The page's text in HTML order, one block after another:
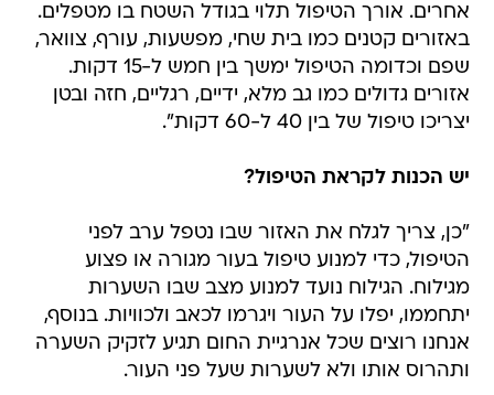
אחרים. אורך הטיפול תלוי בגודל השטח בו מטפלים.
באזורים קטנים כמו בית שחי, מפשעות, עורף, צוואר,
שפם וכדומה הטיפול ימשך בין חמש ל-15 דקות.
אזורים גדולים כמו גב מלא, ידיים, רגליים, חזה ובטן
יצריכו טיפול של בין 40 ל-60 דקות".
יש הכנות לקראת הטיפול?
"כן, צריך לגלח את האזור שבו נטפל ערב לפני
הטיפול, כדי למנוע טיפול בעור מגורה או פצוע
מגילוח. הגילוח נועד למנוע מצב שבו השערות
יתחממו, יפלו על העור ויגרמו לכאב ולכוויות. בנוסף,
אנחנו רוצים שכל אנרגיית החום תגיע לזקיק השערה
ותהרוס אותו ולא לשערות שעל פני העור.